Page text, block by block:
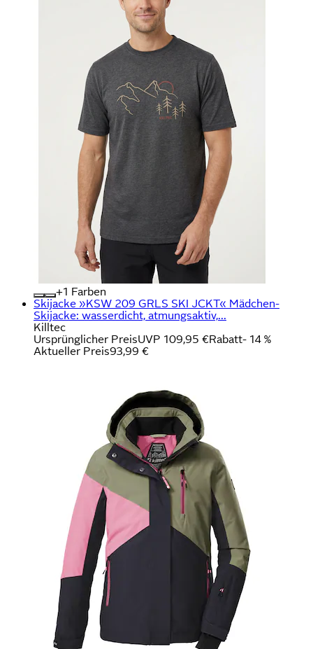
+
Farben
Skijacke »KSW 209 GRLS SKI JCKT« Mädchen-
Skijacke: wasserdicht, atmungsaktiv,...
Killtec
Ursprünglicher PreisUVP 109,95 €Rabatt- 14 %
Aktueller Preis93,99 €